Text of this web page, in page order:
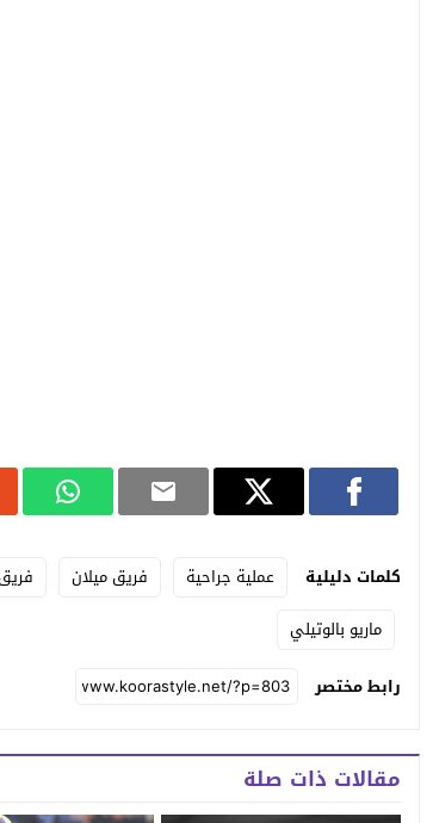
كلمات دليلية عملية جراحية فريق ميلان
ماريو بالوتيلي
رابط مختصر
مقالات ذات صلة